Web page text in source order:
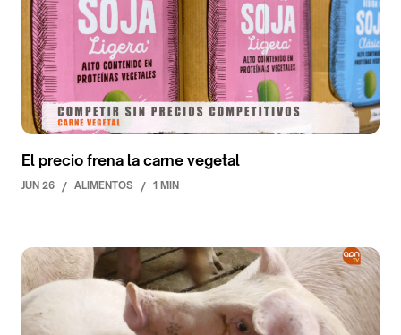
El precio frena la carne vegetal
JUN 26 / ALIMENTOS / 1 MIN